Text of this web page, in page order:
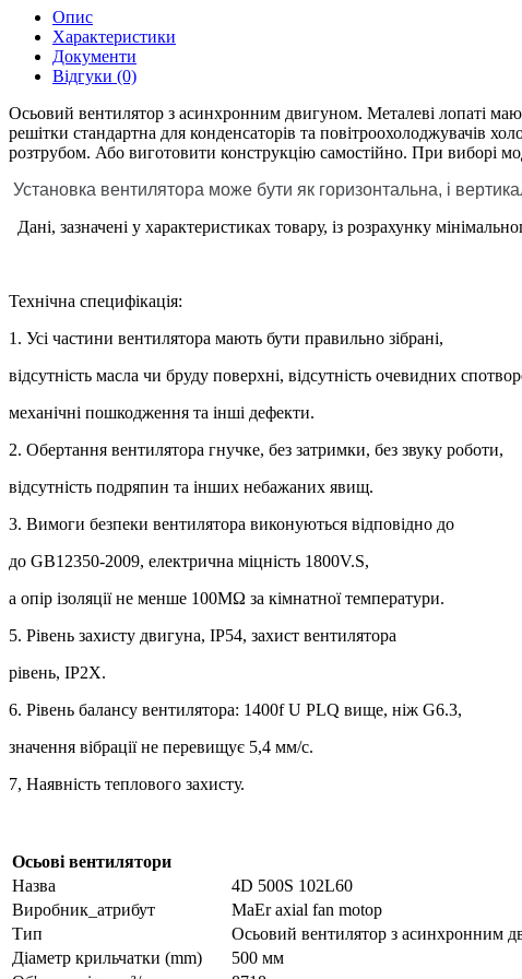
Опис
Характеристики
Документи
Відгуки (0)
Осьовий вентилятор з асинхронним двигуном. Металеві лопаті
решітки стандартна для конденсаторів та повітроохолоджувачів
розтрубом. Або виготовити конструкцію самостійно. При виборі
Установка вентилятора може бути як горизонтальна, і
Дані, зазначені у характеристиках товару, із розрахунку
Технічна специфікація:
1. Усі частини вентилятора мають бути правильно зібрані,
відсутність масла чи бруду поверхні, відсутність очевидних
механічні пошкодження та інші дефекти.
2. Обертання вентилятора гнучке, без затримки, без звуку роботи,
відсутність подряпин та інших небажаних явищ.
3. Вимоги безпеки вентилятора виконуються відповідно до
до GB12350-2009, електрична міцність 1800V.S,
а опір ізоляції не менше 100МΩ за кімнатної температури.
5. Рівень захисту двигуна, IP54, захист вентилятора
рівень, IP2X.
6. Рівень балансу вентилятора: 1400f U PLQ вище, ніж G6.3,
значення вібрації не перевищує 5,4 мм/с.
7, Наявність теплового захисту.
Осьові вентилятори
Назва
4D 500S 102L60
Виробник_атрибут
MaEr axial fan motop
Тип
Осьовий вентилятор з асинхронним
Діаметр крильчатки (mm)
500 мм